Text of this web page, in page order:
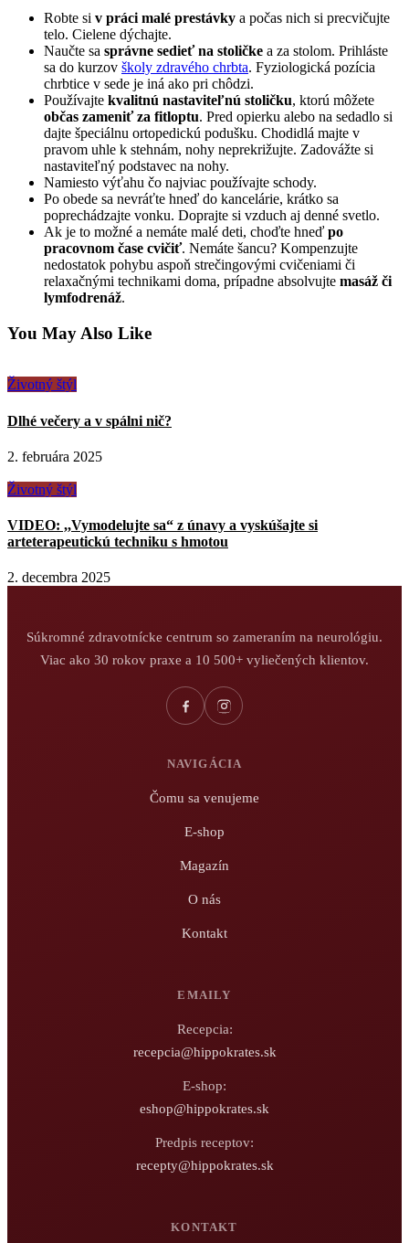
Robte si v práci malé prestávky a počas nich si precvičujte
telo. Cielene dýchajte.
Naučte sa správne sedieť na stoličke a za stolom. Prihláste
sa do kurzov školy zdravého chrbta. Fyziologická pozícia
chrbtice v sede je iná ako pri chôdzi.
Používajte kvalitnú nastaviteľnú stoličku, ktorú môžete
občas zameniť za fitloptu. Pred opierku alebo na sedadlo si
dajte špeciálnu ortopedickú podušku. Chodidlá majte v
pravom uhle k stehnám, nohy neprekrižujte. Zadovážte si
nastaviteľný podstavec na nohy.
Namiesto výťahu čo najviac používajte schody.
Po obede sa nevráťte hneď do kancelárie, krátko sa
poprechádzajte vonku. Doprajte si vzduch aj denné svetlo.
Ak je to možné a nemáte malé deti, choďte hneď po
pracovnom čase cvičiť. Nemáte šancu? Kompenzujte
nedostatok pohybu aspoň strečingovými cvičeniami či
relaxačnými technikami doma, prípadne absolvujte masáž či
lymfodrenáž.
You May Also Like
Životný štýl
Dlhé večery a v spálni nič?
2. februára 2025
Životný štýl
VIDEO: ,,Vymodelujte sa“ z únavy a vyskúšajte si
arteterapeutickú techniku s hmotou
2. decembra 2025
Súkromné zdravotnícke centrum so zameraním na neurológiu.
Viac ako 30 rokov praxe a 10 500+ vyliečených klientov.
NAVIGÁCIA
Čomu sa venujeme
E-shop
Magazín
O nás
Kontakt
EMAILY
Recepcia:
recepcia@hippokrates.sk
E-shop:
eshop@hippokrates.sk
Predpis receptov:
recepty@hippokrates.sk
KONTAKT